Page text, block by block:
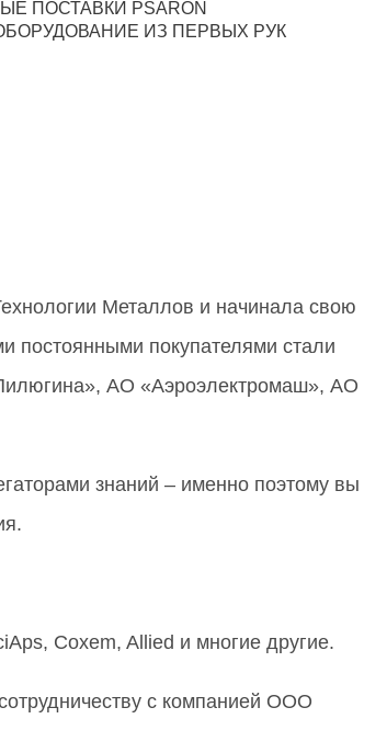
ПОСТАВКИ PSARON
ИЗ ПЕРВЫХ РУК
Металлов и начинала свою
постоянными покупателями стали
АО «Аэроэлектромаш», АО
знаний – именно поэтому вы
Coxem, Allied и многие другие.
с компанией ООО